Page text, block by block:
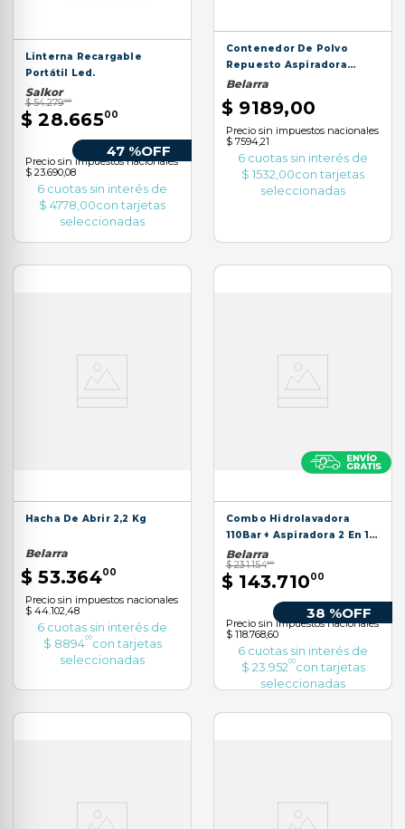
Linterna Recargable
Portátil Led.
Salkor
$ 54.27900
$ 28.66500
47 %OFF
Precio sin impuestos nacionales
$ 23.690,08
6 cuotas sin interés de
$ 4778 00con tarjetas
seleccionadas
Contenedor De Polvo
Repuesto Aspiradora
AH400 Plástico
Belarra
$ 9189,00
Precio sin impuestos nacionales
$ 7594,21
6 cuotas sin interés de
$ 1532 00con tarjetas
seleccionadas
Hacha De Abrir 2,2 Kg
Belarra
$ 53.36400
Precio sin impuestos nacionales
$ 44.102,48
6 cuotas sin interés de
$ 889400con tarjetas
seleccionadas
Combo Hidrolavadora
110Bar + Aspiradora 2 En 1
400 W
Belarra
$ 231.15400
$ 143.71000
38 %OFF
Precio sin impuestos nacionales
$ 118.768,60
6 cuotas sin interés de
$ 23 95200con tarjetas
seleccionadas